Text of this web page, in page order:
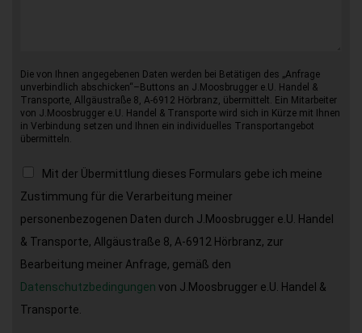
Die von Ihnen angegebenen Daten werden bei Betätigen des „Anfrage
unverbindlich abschicken“–Buttons an J.Moosbrugger e.U. Handel &
Transporte, Allgäustraße 8, A-6912 Hörbranz, übermittelt. Ein Mitarbeiter
von J.Moosbrugger e.U. Handel & Transporte wird sich in Kürze mit Ihnen
in Verbindung setzen und Ihnen ein individuelles Transportangebot
übermitteln.
Mit der Übermittlung dieses Formulars gebe ich meine
Zustimmung für die Verarbeitung meiner
personenbezogenen Daten durch J.Moosbrugger e.U. Handel
& Transporte, Allgäustraße 8, A-6912 Hörbranz, zur
Bearbeitung meiner Anfrage, gemäß den
Datenschutzbedingungen von J.Moosbrugger e.U. Handel &
Transporte.